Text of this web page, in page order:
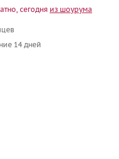
сегодня из шоурума
14 дней